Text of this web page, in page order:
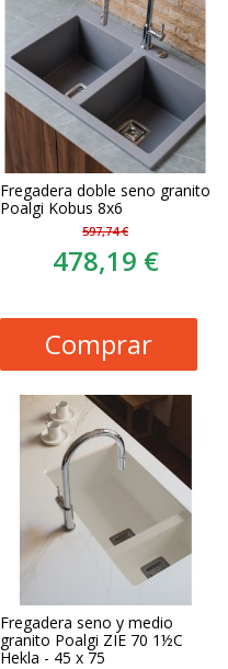
Fregadera doble seno granito
Poalgi Kobus 8x6
597,74 €
478,19 €
Comprar
Fregadera seno y medio
granito Poalgi ZIE 70 1½C
Hekla - 45 x 75